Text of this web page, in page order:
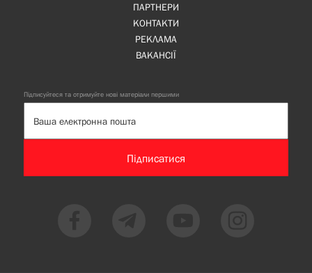
ПАРТНЕРИ
КОНТАКТИ
РЕКЛАМА
ВАКАНСІЇ
Підписуйтеся та отримуйте нові матеріали першими
Підписатися